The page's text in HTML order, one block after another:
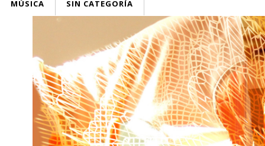
MÚSICA SIN CATEGORÍA
Equipo
Instalaciones
Visítanos
Actividades
> Go to Actividades
This week
Inscriptions
Participa
Envíanos tu propuesta
Buzón de sugerencias
Noticias
Convocatorias